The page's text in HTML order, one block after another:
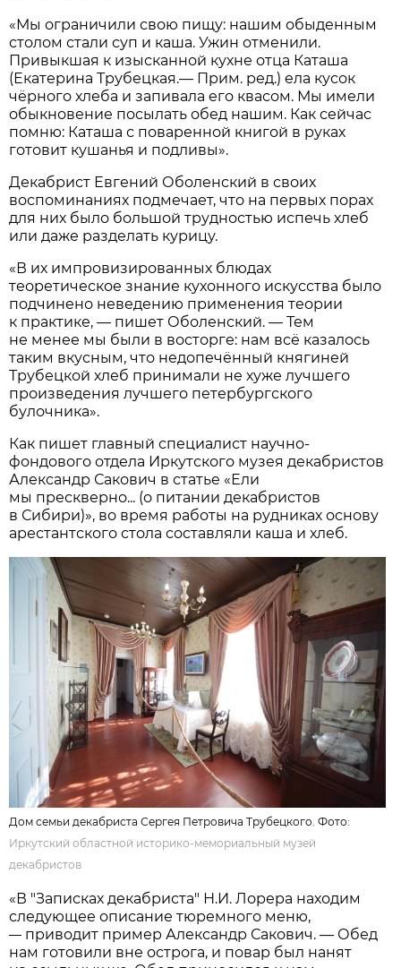
«Мы ограничили свою пищу: нашим обыденным
столом стали суп и каша. Ужин отменили.
Привыкшая к изысканной кухне отца Каташа
(Екатерина Трубецкая.— Прим. ред.) ела кусок
чёрного хлеба и запивала его квасом. Мы имели
обыкновение посылать обед нашим. Как сейчас
помню: Каташа с поваренной книгой в руках
готовит кушанья и подливы».
Декабрист Евгений Оболенский в своих
воспоминаниях подмечает, что на первых порах
для них было большой трудностью испечь хлеб
или даже разделать курицу.
«В их импровизированных блюдах
теоретическое знание кухонного искусства было
подчинено неведению применения теории
к практике, — пишет Оболенский. — Тем
не менее мы были в восторге: нам всё казалось
таким вкусным, что недопечённый княгиней
Трубецкой хлеб принимали не хуже лучшего
произведения лучшего петербургского
булочника».
Как пишет главный специалист научно-
фондового отдела Иркутского музея декабристов
Александр Сакович в статье «Ели
мы прескверно... (о питании декабристов
в Сибири)», во время работы на рудниках основу
арестантского стола составляли каша и хлеб.
Дом семьи декабриста Сергея Петровича Трубецкого. Фото:
Иркутский областной историко-мемориальный музей
декабристов
«В "Записках декабриста" Н.И. Лорера находим
следующее описание тюремного меню,
— приводит пример Александр Сакович. — Обед
нам готовили вне острога, и повар был нанят